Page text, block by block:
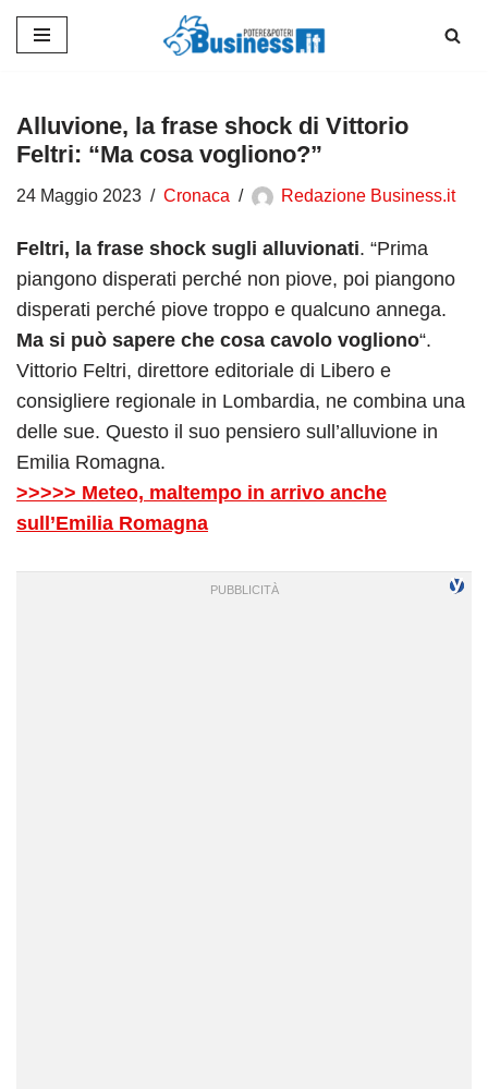
contenuto
Alluvione, la frase shock di Vittorio
Feltri: “Ma cosa vogliono?”
24 Maggio 2023 Cronaca Redazione Business.it
Feltri, la frase shock sugli alluvionati. “Prima
piangono disperati perché non piove, poi piangono
disperati perché piove troppo e qualcuno annega.
Ma si può sapere che cosa cavolo vogliono“.
Vittorio Feltri, direttore editoriale di Libero e
consigliere regionale in Lombardia, ne combina una
delle sue. Questo il suo pensiero sull’alluvione in
Emilia Romagna.
>>>>> Meteo, maltempo in arrivo anche
sull’Emilia Romagna